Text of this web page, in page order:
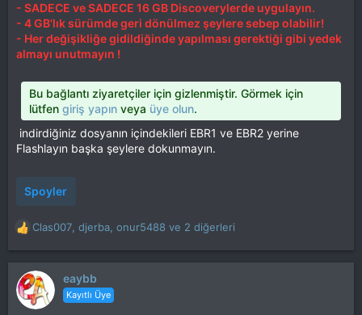
- SADECE ve SADECE 16 GB Discoverylerde uygulayın.
- 4 GB'lık sürümde geri dönülmez şeylere sebep olabilir!
- Her değişikliğe gidildiğinde yapılması gerektiği gibi yedek
almayı unutmayın !
Bu bağlantı ziyaretçiler için gizlenmiştir. Görmek için
lütfen giriş yapın veya üye olun.
indirdiğiniz dosyanın içindekileri EBR1 ve EBR2 yerine
Flashlayın başka şeylere dokunmayın.
Spoyler
T
e
p
k
i
Clas007 djerba onur5488 ve 2 diğerleri
eaybb
Kayıtlı Üye